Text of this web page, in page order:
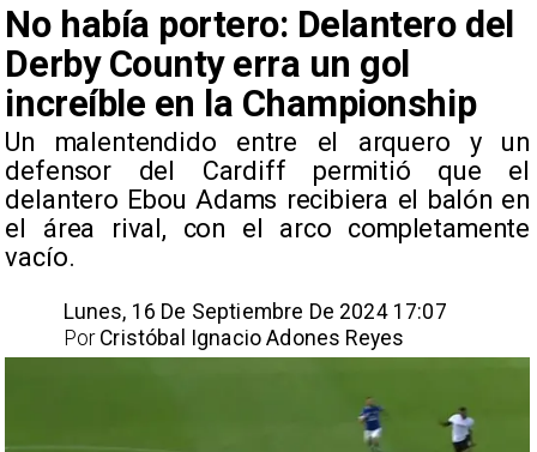
No había portero: Delantero del
Derby County erra un gol
increíble en la Championship
Un malentendido entre el arquero y un
defensor del Cardiff permitió que el
delantero Ebou Adams recibiera el balón en
el área rival, con el arco completamente
vacío.
Lunes, 16 De Septiembre De 2024 17:07
Cristóbal Ignacio Adones Reyes
Por